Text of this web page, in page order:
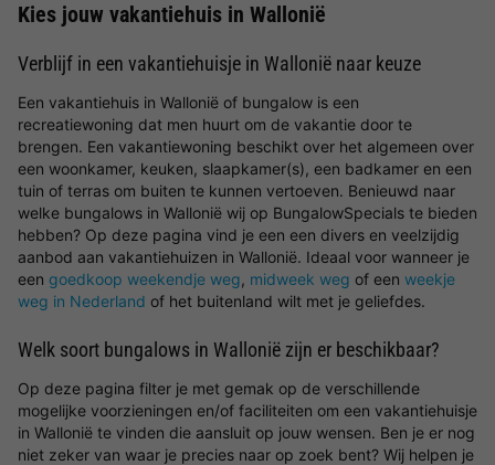
Kies jouw vakantiehuis in Wallonië
Verblijf in een vakantiehuisje in Wallonië naar keuze
Een vakantiehuis in Wallonië of bungalow is een
recreatiewoning dat men huurt om de vakantie door te
brengen. Een vakantiewoning beschikt over het algemeen over
een woonkamer, keuken, slaapkamer(s), een badkamer en een
tuin of terras om buiten te kunnen vertoeven. Benieuwd naar
welke bungalows in Wallonië wij op BungalowSpecials te bieden
hebben? Op deze pagina vind je een een divers en veelzijdig
aanbod aan vakantiehuizen in Wallonië. Ideaal voor wanneer je
een goedkoop weekendje weg, midweek weg of een weekje
weg in Nederland of het buitenland wilt met je geliefdes.
Welk soort bungalows in Wallonië zijn er beschikbaar?
Op deze pagina filter je met gemak op de verschillende
mogelijke voorzieningen en/of faciliteiten om een vakantiehuisje
in Wallonië te vinden die aansluit op jouw wensen. Ben je er nog
niet zeker van waar je precies naar op zoek bent? Wij helpen je